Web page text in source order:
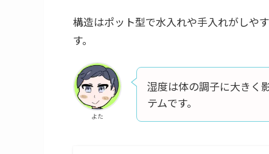
構造はポット型で水入れや手入れがしや
す。
よた
湿度は体の調子に大きく
テムです。